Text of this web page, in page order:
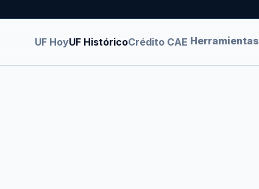
UF HoyUF HistóricoCrédito CAE Herramientas